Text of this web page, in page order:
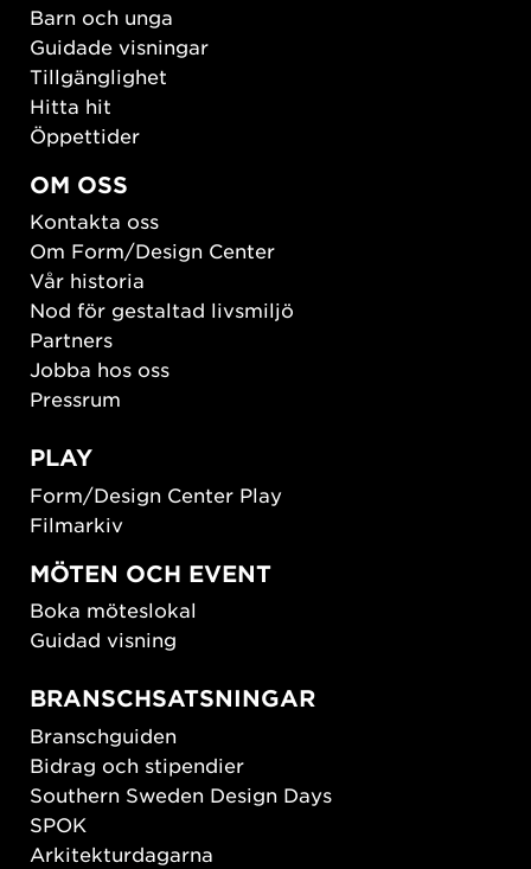
Barn och unga
Guidade visningar
Tillgänglighet
Hitta hit
Öppettider
OM OSS
Kontakta oss
Om Form/Design Center
Vår historia
Nod för gestaltad livsmiljö
Partners
Jobba hos oss
Pressrum
PLAY
Form/Design Center Play
Filmarkiv
MÖTEN OCH EVENT
Boka möteslokal
Guidad visning
BRANSCHSATSNINGAR
Branschguiden
Bidrag och stipendier
Southern Sweden Design Days
SPOK
Arkitekturdagarna